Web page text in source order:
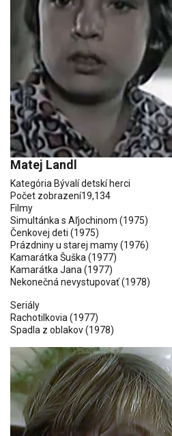
Matej Landl
Kategória Bývalí detskí herci
Počet zobrazení19,134
Filmy
Simultánka s Aľjochinom (1975)
Čenkovej deti (1975)
Prázdniny u starej mamy(1976)
Kamarátka Šuška (1977)
Kamarátka Jana (1977)
Nekonečná nevystupovať(1978)
Seriály
Rachotilkovia (1977)
Spadla z oblakov(1978)